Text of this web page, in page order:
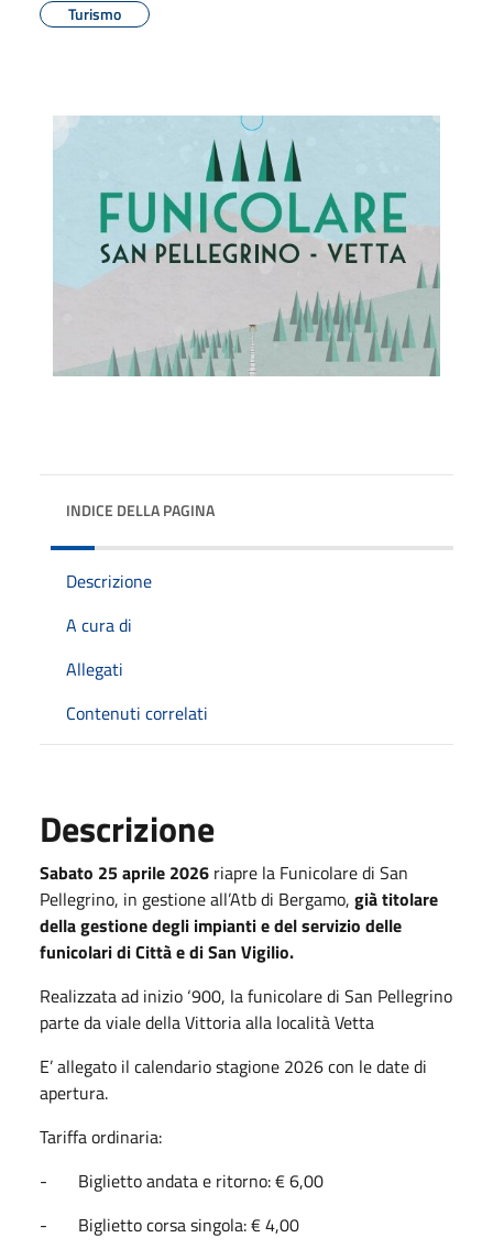
Turismo
INDICE DELLA PAGINA
Descrizione
A cura di
Allegati
Contenuti correlati
Descrizione
Sabato 25 aprile 2026 riapre la Funicolare di San
Pellegrino, in gestione all’Atb di Bergamo, già titolare
della gestione degli impianti e del servizio delle
funicolari di Città e di San Vigilio.
Realizzata ad inizio ‘900, la funicolare di San Pellegrino
parte da viale della Vittoria alla località Vetta
E’ allegato il calendario stagione 2026 con le date di
apertura.
Tariffa ordinaria:
- Biglietto andata e ritorno: € 6,00
- Biglietto corsa singola: € 4,00